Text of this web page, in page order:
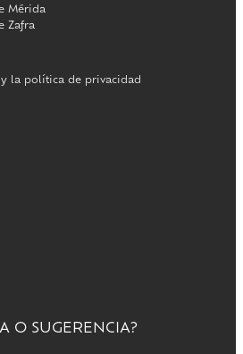
Mérida
Zafra
la política de privacidad
O SUGERENCIA?